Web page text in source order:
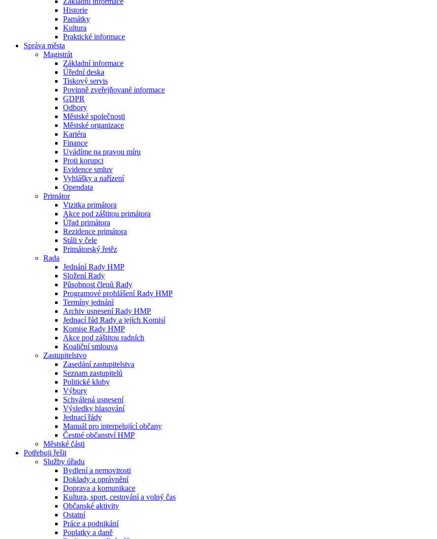
Historie
Památky
Kultura
Praktické informace
Správa města
Magistrát
Základní informace
Úřední deska
Tiskový servis
Povinně zveřejňované informace
GDPR
Odbory
Městské společnosti
Městské organizace
Kariéra
Finance
Uvádíme na pravou míru
Proti korupci
Evidence smluv
Vyhlášky a nařízení
Opendata
Primátor
Vizitka primátora
Akce pod záštitou primátora
Úřad primátora
Rezidence primátora
Stáli v čele
Primátorský řetěz
Rada
Jednání Rady HMP
Složení Rady
Působnost členů Rady
Programové prohlášení Rady HMP
Termíny jednání
Archiv usnesení Rady HMP
Jednací řád Rady a jejích Komisí
Komise Rady HMP
Akce pod záštitou radních
Koaliční smlouva
Zastupitelstvo
Zasedání zastupitelstva
Seznam zastupitelů
Politické kluby
Výbory
Schválená usnesení
Výsledky hlasování
Jednací řády
Manuál pro interpelující občany
Čestné občanství HMP
Městské části
Potřebuji řešit
Služby úřadu
Bydlení a nemovitosti
Doklady a oprávnění
Doprava a komunikace
Kultura, sport, cestování a volný čas
Občanské aktivity
Ostatní
Práce a podnikání
Poplatky a daně